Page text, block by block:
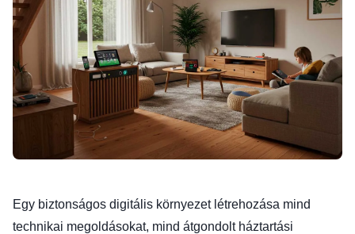
Egy biztonságos digitális környezet létrehozása mind
technikai megoldásokat, mind átgondolt háztartási